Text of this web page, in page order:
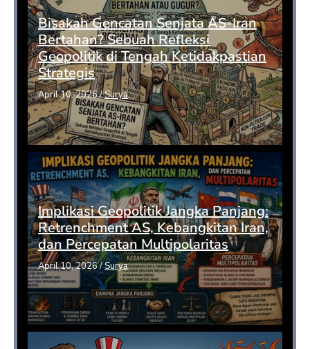
Bisakah Gencatan Senjata AS-Iran
Bertahan? Sebuah Refleksi
Geopolitik di Tengah Ketidakpastian
Strategis
April 10, 2026/Surya
Implikasi Geopolitik Jangka Panjang:
Retrenchment AS, Kebangkitan Iran,
dan Percepatan Multipolaritas
April 10, 2026/Surya